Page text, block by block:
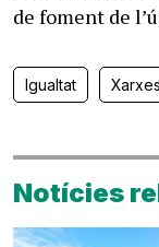
de foment de
Igualtat
Notícies